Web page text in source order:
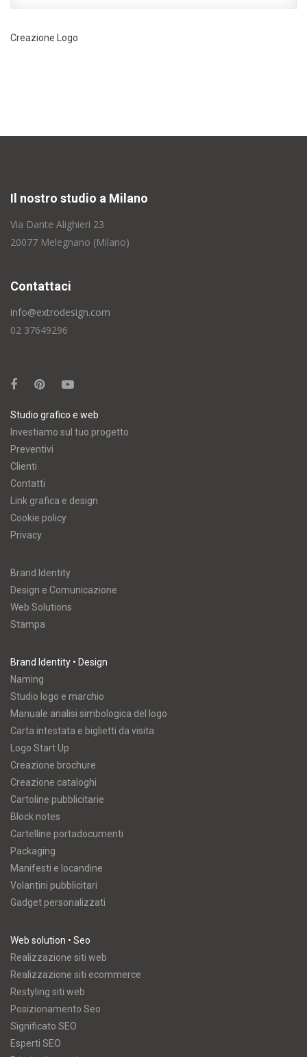
Creazione Logo
Il nostro studio a Milano
Via Dante Alighieri 23
20077 Melegnano (Milano)
Contattaci
info@extrodesign.com
02 37649296
Studio grafico e web
Investiamo sul tuo progetto
Preventivi
Clienti
Contatti
Link grafica e design
Cookie policy
Privacy
Brand Identity
Design e Comunicazione
Web Solutions
Stampa
Brand Identity • Design
Naming
Studio logo e marchio
Manuale analisi simbologica del logo
Carta intestata e biglietti da visita
Logo Start Up
Creazione brochure
Creazione cataloghi
Cartoline pubblicitarie
Block notes
Cartelline portadocumenti
Packaging
Manifesti e locandine
Volantini pubblicitari
Gadget personalizzati
Web solution • Seo
Realizzazione siti web
Realizzazione siti ecommerce
Restyling siti web
Posizionamento Seo
Significato SEO
Esperti SEO